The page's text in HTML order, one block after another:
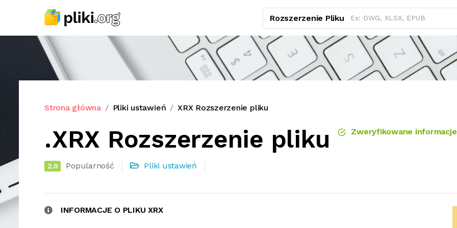
Rozszerzenie Pliku
Strona główna Pliki ustawień XRX Rozszerzenie pliku
.XRX Rozszerzenie pliku Zweryfikowane informacje
2.0 Popularność Pliki ustawień
INFORMACJE O PLIKU XRX